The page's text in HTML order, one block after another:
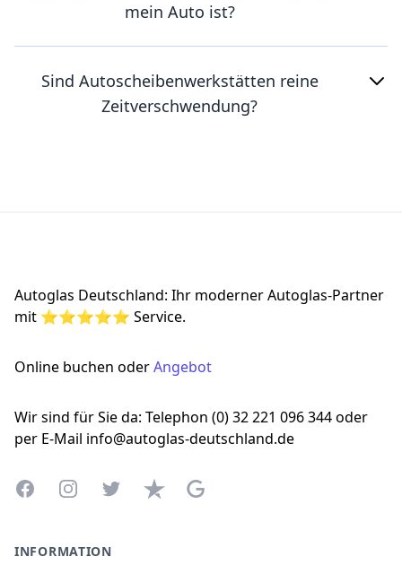
mein Auto ist?
Sind Autoscheibenwerkstätten reine
Zeitverschwendung?
Autoglas Deutschland: Ihr moderner Autoglas-Partner
mit ⭐⭐⭐⭐⭐ Service.
Online buchen oderAngebot
Wir sind für Sie da: Telephon (0) 32 221 096 344 oder
per E-Mail info@autoglas-deutschland.de
FacebookInstagramTwitterTrustpilotGoogle Business Profile
INFORMATION